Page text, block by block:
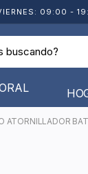
09:00 -
ATORNILLADOR